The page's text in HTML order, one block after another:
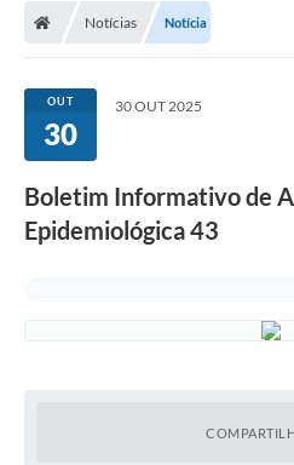
Notícias Notícia
OUT
30
30 OUT 2025
Boletim Informativo de
Epidemiológica 43